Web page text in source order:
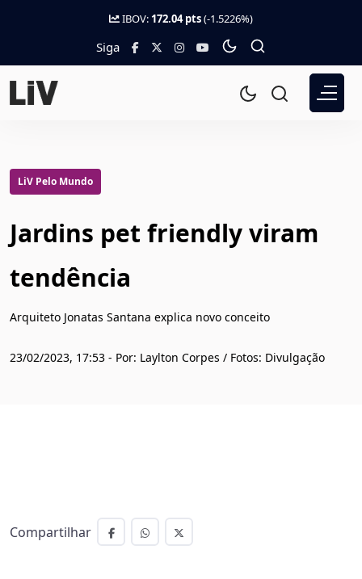
IBOV: 172.04 pts(-1.5226%)
Siga
LiV Pelo Mundo
Jardins pet friendly viram
tendência
Arquiteto Jonatas Santana explica novo conceito
23/02/2023, 17:53 - Por: Laylton Corpes / Fotos: Divulgação
Compartilhar